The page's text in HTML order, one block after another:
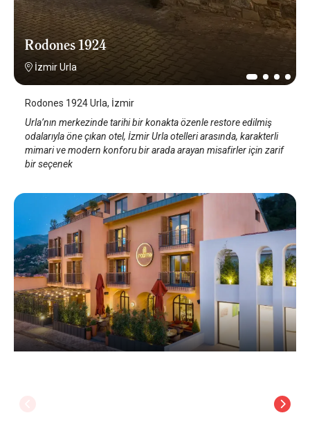
Rodones 1924
İzmir Urla
Rodones 1924 Urla, İzmir
Urla’nın merkezinde tarihi bir konakta özenle restore edilmiş
odalarıyla öne çıkan otel, İzmir Urla otelleri arasında, karakterli
mimari ve modern konforu bir arada arayan misafirler için zarif
bir seçenek